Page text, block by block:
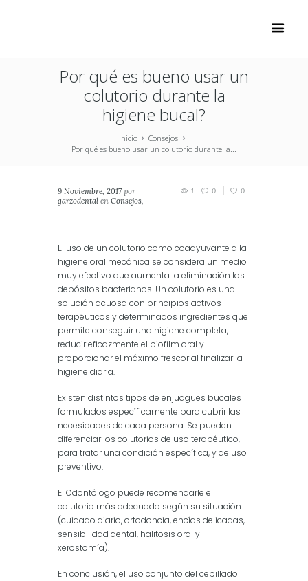
Por qué es bueno usar un
colutorio durante la
higiene bucal?
Inicio
Consejos
Por qué es bueno usar un colutorio durante la...
9 Noviembre, 2017 por
garzodental en Consejos,
1 0 0
El uso de un colutorio como coadyuvante a la
higiene oral mecánica se considera un medio
muy efectivo que aumenta la eliminación los
depósitos bacterianos. Un colutorio es una
solución acuosa con principios activos
terapéuticos y determinados ingredientes que
permite conseguir una higiene completa,
reducir eficazmente el biofilm oral y
proporcionar el máximo frescor al finalizar la
higiene diaria.
Existen distintos tipos de enjuagues bucales
formulados específicamente para cubrir las
necesidades de cada persona. Se pueden
diferenciar los colutorios de uso terapéutico,
para tratar una condición específica, y de uso
preventivo.
El Odontólogo puede recomendarle el
colutorio más adecuado según su situación
(cuidado diario, ortodoncia, encías delicadas,
sensibilidad dental, halitosis oral y
xerostomía).
En conclusión, el uso conjunto del cepillado